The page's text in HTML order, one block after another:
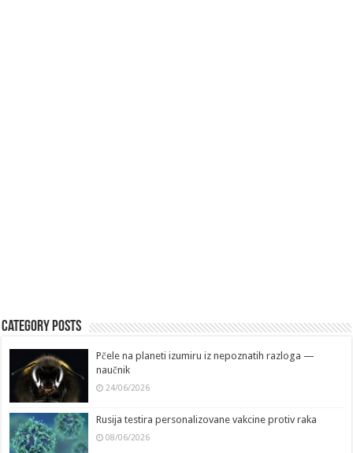
Category Posts
Pčele na planeti izumiru iz nepoznatih razloga —
naučnik
24/06/2026
Rusija testira personalizovane vakcine protiv raka
08/06/2026